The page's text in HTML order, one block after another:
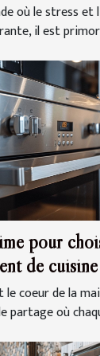
où le stress
il est
pour
de
le coeur de la
partage où